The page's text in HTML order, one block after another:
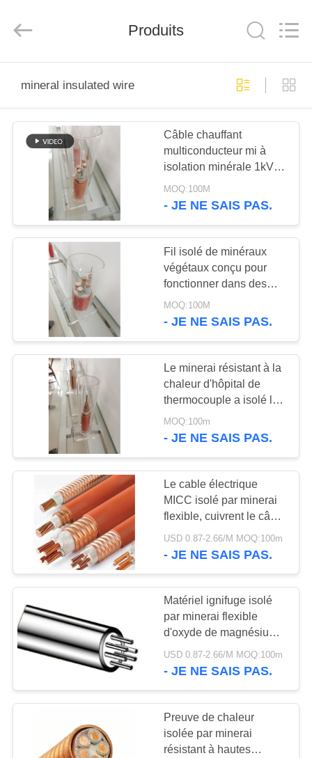
PRODUITS
VIDÉOS
SUJET
NOUS
VISITE
D'USINE
CONTRÔLE
QUALITÉ
CONTACTEZ-
NOUS
NOUVELLES
PLAN
DU
SITE
POLITIQUE
DE
CONFIDENTIALITÉ
Co.,
Reserved.
Produits
mineral insulated wire
Câble chauffant
multiconducteur mi à
isolation minérale 1kV
LSZH
MOQ:100M
- JE NE SAIS PAS.
Fil isolé de minéraux
végétaux conçu pour
fonctionner dans des
environnements
industriels extrêmes
sécurité améliorées
MOQ:100M
- JE NE SAIS PAS.
Le minerai résistant à la
chaleur d'hôpital de
thermocouple a isolé le
fil
MOQ:100m
- JE NE SAIS PAS.
Le cable électrique
MICC isolé par minerai
flexible, cuivrent le câble
engainé
USD 0.87-2.66/M MOQ:100m
- JE NE SAIS PAS.
Matériel ignifuge isolé
par minerai flexible
d'oxyde de magnésium
de câble
USD 0.87-2.66/M MOQ:100m
- JE NE SAIS PAS.
Preuve de chaleur
isolée par minerai
résistant à hautes